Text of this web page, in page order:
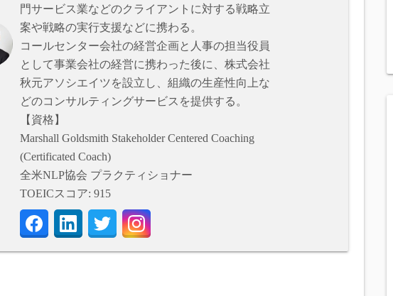
門サービス業などのクライアントに対する戦略立
案や戦略の実行支援などに携わる。
コールセンター会社の経営企画と人事の担当役員
として事業会社の経営に携わった後に、株式会社
秋元アソシエイツを設立し、組織の生産性向上な
どのコンサルティングサービスを提供する。
【資格】
Marshall Goldsmith Stakeholder Centered Coaching
(Certificated Coach)
全米NLP協会 プラクティショナー
TOEICスコア: 915